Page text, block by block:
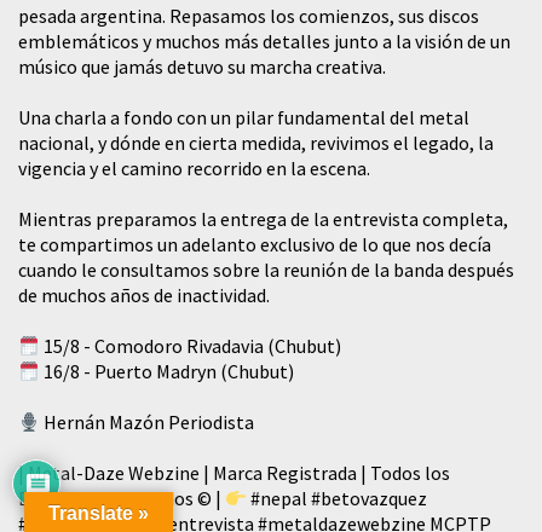
pesada argentina. Repasamos los comienzos, sus discos
emblemáticos y muchos más detalles junto a la visión de un
músico que jamás detuvo su marcha creativa.
​Una charla a fondo con un pilar fundamental del metal
nacional, y dónde en cierta medida, revivimos el legado, la
vigencia y el camino recorrido en la escena.
Mientras preparamos la entrega de la entrevista completa,
te compartimos un adelanto exclusivo de lo que nos decía
cuando le consultamos sobre la reunión de la banda después
de muchos años de inactividad.
15/8 - Comodoro Rivadavia (Chubut)
16/8 - Puerto Madryn (Chubut)
Hernán Mazón Periodista
| Metal-Daze Webzine | Marca Registrada | Todos los
Derechos Reservados © |
#nepal #betovazquez
#girapatagonica
#entrevista #metaldazewebzine MCPTP
Translate »